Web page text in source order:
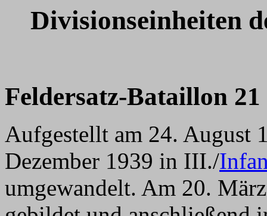
Divisionseinheiten
Feldersatz-Bataillon 21
Aufgestellt am 24. August
Dezember 1939 in III./
umgewandelt. Am 20.